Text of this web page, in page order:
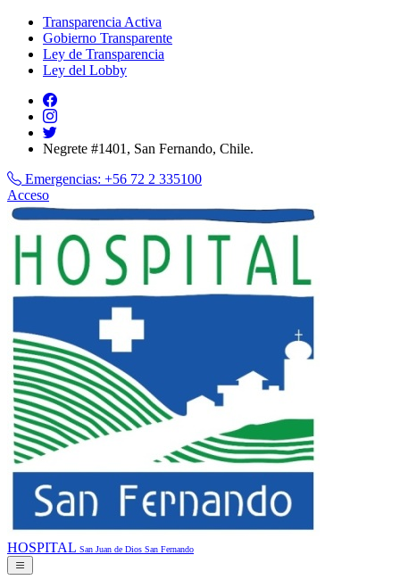
Transparencia Activa
Gobierno Transparente
Ley de Transparencia
Ley del Lobby
Negrete #1401, San Fernando, Chile.
Emergencias: +56 72 2 335100
Acceso
HOSPITAL San Juan de Dios San Fernando